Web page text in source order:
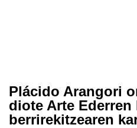
Plácido Arangori
diote Arte
berrirekitzearen